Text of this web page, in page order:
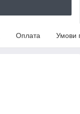
Оплата Умови